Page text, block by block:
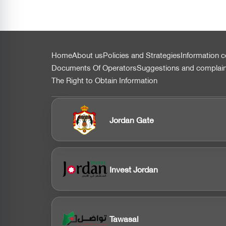
التذييل
HomeAbout usPolicies and StrategiesInformation
Documents Of OperatorsSuggestions and
The Right to Obtain Information
Jordan Gate
Invest Jordan
Tawasal